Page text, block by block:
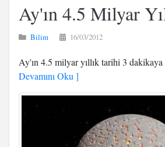
Ay'ın 4.5 Milyar
Bilim 16/03/2012
Ay'ın 4.5 milyar yıllık tarihi 3 dakikaya
Devamını Oku ]